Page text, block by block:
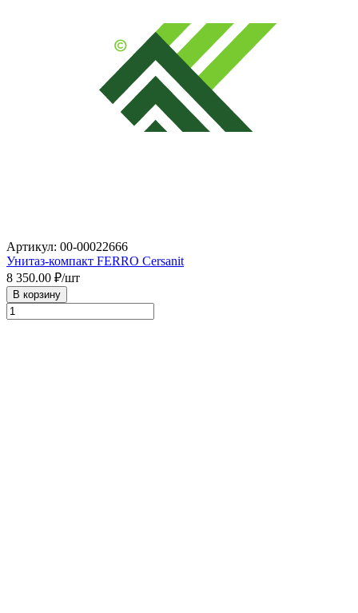
Артикул: 00-00022666
Унитаз-компакт FERRO Cersanit
8 350.00 ₽/шт
В корзину